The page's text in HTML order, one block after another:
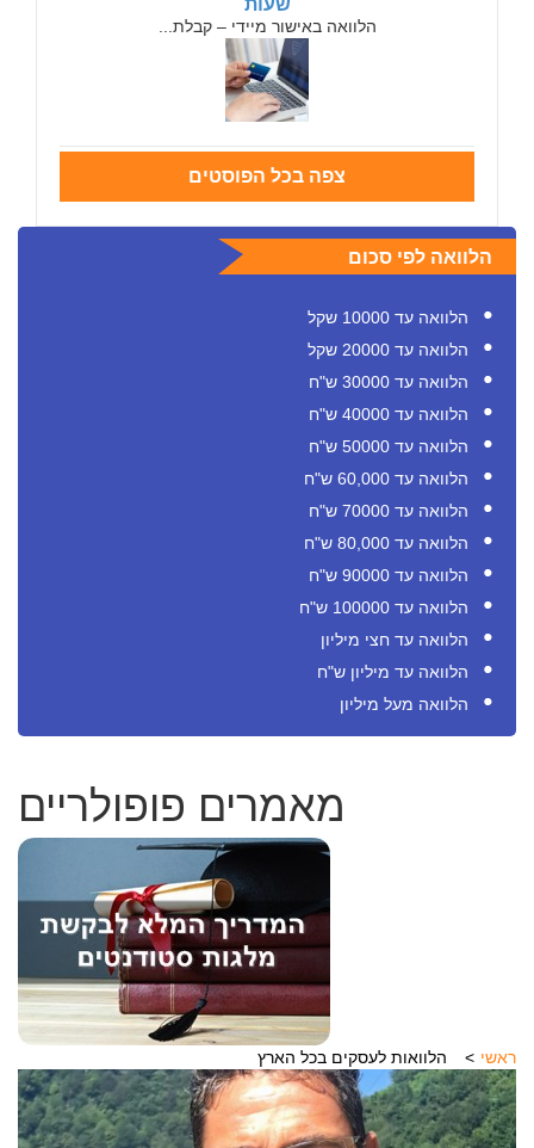
שעות
הלוואה באישור מיידי – קבלת...
צפה בכל הפוסטים
הלוואה לפי סכום
הלוואה עד 10000 שקל
הלוואה עד 20000 שקל
הלוואה עד 30000 ש"ח
הלוואה עד 40000 ש"ח
הלוואה עד 50000 ש"ח
הלוואה עד 60,000 ש"ח
הלוואה עד 70000 ש"ח
הלוואה עד 80,000 ש"ח
הלוואה עד 90000 ש"ח
הלוואה עד 100000 ש"ח
הלוואה עד חצי מיליון
הלוואה עד מיליון ש"ח
הלוואה מעל מיליון
מאמרים פופולריים
ראשי הלוואות לעסקים בכל הארץ